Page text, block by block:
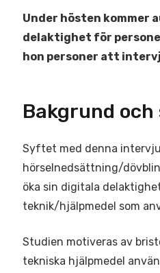
Under hösten kommer
delaktighet för
hon personer att
Bakgrund
Syftet med denna
hörselnedsättning/
öka sin digitala
teknik/hjälpmedel som
Studien motiveras av
tekniska hjälpmedel